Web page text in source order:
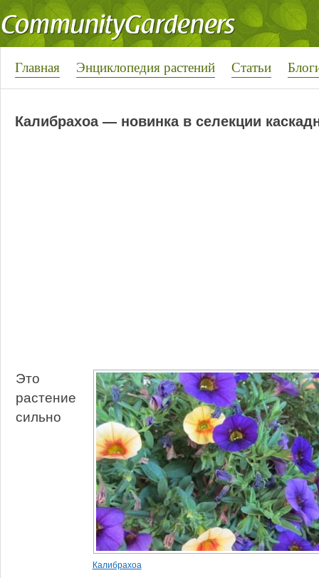
Главная Энциклопедия растений Статьи
Калибрахоа — новинка в селекции
Калибрахоа
Это
растение
сильно